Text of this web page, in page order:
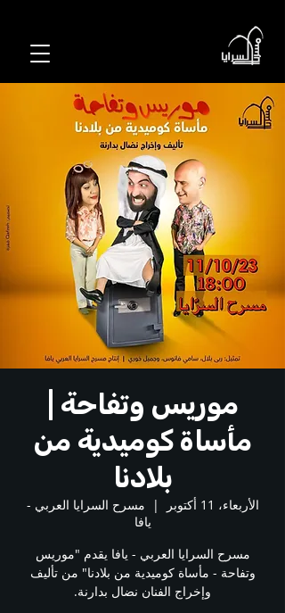
موريس وتفاحة |
مأساة كوميدية من
بلادنا
الأربعاء، 11 أكتوبر
  |
مسرح السرايا العربي -
يافا
مسرح السرايا العربي - يافا يقدم "موريس
وتفاحة - مأساة كوميدية من بلادنا" من تأليف
وإخراج الفنان نضال بدارنة.